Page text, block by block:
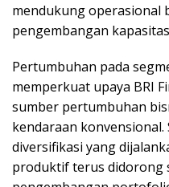
mendukung operasional
pengembangan
Pertumbuhan pada
memperkuat upaya BRI
sumber pertumbuhan
kendaraan
diversifikasi yang
produktif terus didorong